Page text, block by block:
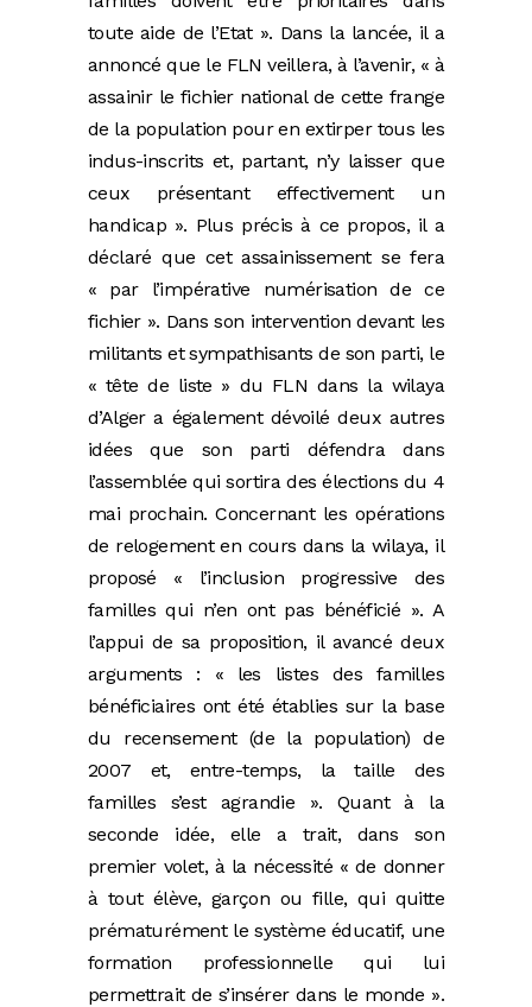
toute aide de l’Etat ». Dans la lancée, il a
annoncé que le FLN veillera, à l’avenir, « à
assainir le fichier national de cette frange
de la population pour en extirper tous les
indus-inscrits et, partant, n’y laisser que
ceux présentant effectivement un
handicap ». Plus précis à ce propos, il a
déclaré que cet assainissement se fera
« par l’impérative numérisation de ce
fichier ». Dans son intervention devant les
militants et sympathisants de son parti, le
« tête de liste » du FLN dans la wilaya
d’Alger a également dévoilé deux autres
idées que son parti défendra dans
l’assemblée qui sortira des élections du 4
mai prochain. Concernant les opérations
de relogement en cours dans la wilaya, il
proposé « l’inclusion progressive des
familles qui n’en ont pas bénéficié ». A
l’appui de sa proposition, il avancé deux
arguments : « les listes des familles
bénéficiaires ont été établies sur la base
du recensement (de la population) de
2007 et, entre-temps, la taille des
familles s’est agrandie ». Quant à la
seconde idée, elle a trait, dans son
premier volet, à la nécessité « de donner
à tout élève, garçon ou fille, qui quitte
prématurément le système éducatif, une
formation professionnelle qui lui
permettrait de s’insérer dans le monde ».